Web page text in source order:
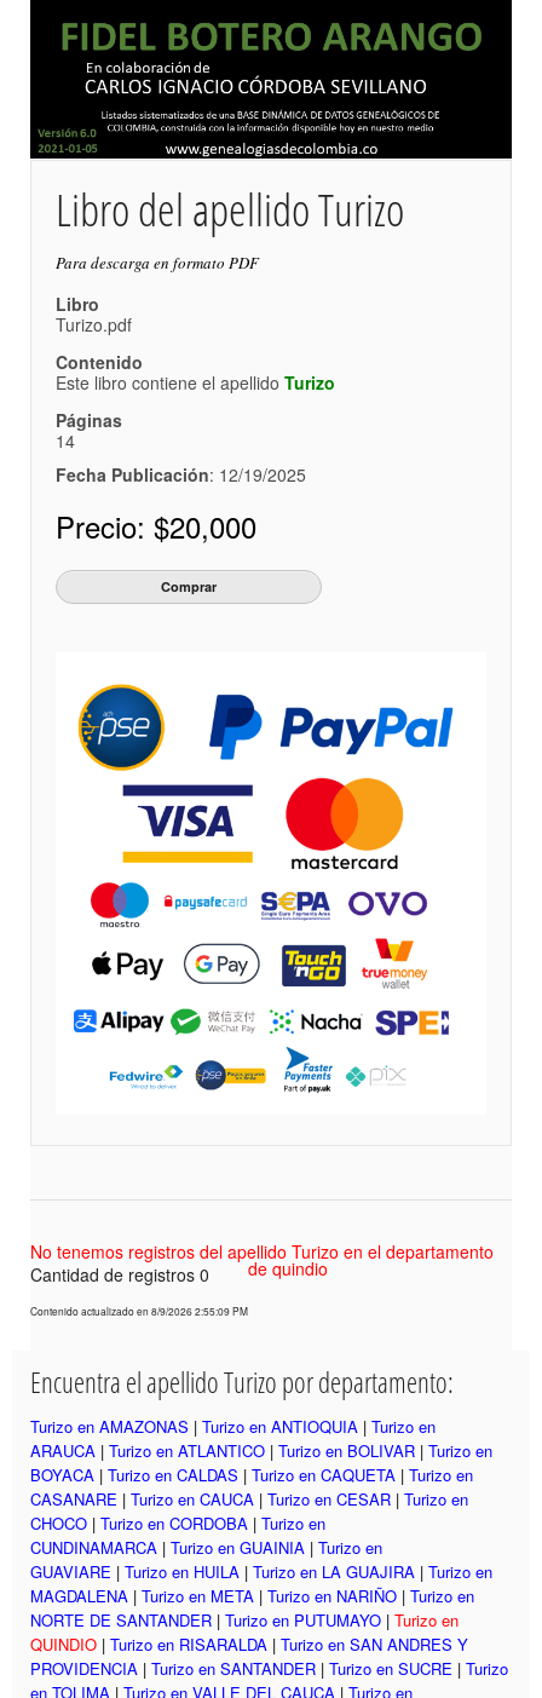
Libro del apellido Turizo
Para descarga en formato PDF
Libro
Turizo.pdf
Contenido
Este libro contiene el apellido Turizo
Páginas
14
Fecha Publicación: 12/19/2025
Precio: $20,000
No tenemos registros del apellido Turizo en el departamento
de quindio
Cantidad de registros 0
Contenido actualizado en 8/9/2026 2:55:09 PM
Encuentra el apellido Turizo por departamento:
Turizo en AMAZONAS | Turizo en ANTIOQUIA | Turizo en
ARAUCA | Turizo en ATLANTICO | Turizo en BOLIVAR | Turizo en
BOYACA | Turizo en CALDAS | Turizo en CAQUETA | Turizo en
CASANARE | Turizo en CAUCA | Turizo en CESAR | Turizo en
CHOCO | Turizo en CORDOBA | Turizo en
CUNDINAMARCA | Turizo en GUAINIA | Turizo en
GUAVIARE | Turizo en HUILA | Turizo en LA GUAJIRA | Turizo en
MAGDALENA | Turizo en META | Turizo en NARIÑO | Turizo en
NORTE DE SANTANDER | Turizo en PUTUMAYO | Turizo en
QUINDIO | Turizo en RISARALDA | Turizo en SAN ANDRES Y
PROVIDENCIA | Turizo en SANTANDER | Turizo en SUCRE | Turizo
en TOLIMA | Turizo en VALLE DEL CAUCA | Turizo en